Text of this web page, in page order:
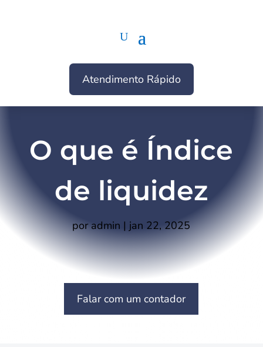
Atendimento Rápido
O que é Índice
de liquidez
poradmin | jan 22, 2025
Falar com um contador